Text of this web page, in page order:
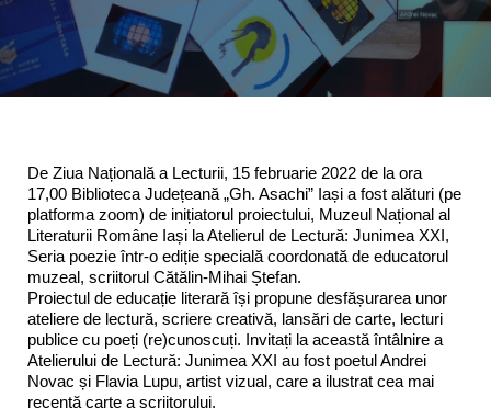
De Ziua Națională a Lecturii, 15 februarie 2022 de la ora
17,00 Biblioteca Județeană „Gh. Asachi” Iași a fost alături (pe
platforma zoom) de inițiatorul proiectului, Muzeul Național al
Literaturii Române Iași la Atelierul de Lectură: Junimea XXI,
Seria poezie într-o ediție specială coordonată de educatorul
muzeal, scriitorul Cătălin-Mihai Ștefan.
Proiectul de educație literară își propune desfășurarea unor
ateliere de lectură, scriere creativă, lansări de carte, lecturi
publice cu poeți (re)cunoscuți. Invitați la această întâlnire a
Atelierului de Lectură: Junimea XXI au fost poetul Andrei
Novac și Flavia Lupu, artist vizual, care a ilustrat cea mai
recentă carte a scriitorului.